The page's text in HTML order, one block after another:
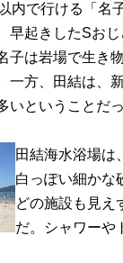
内で行ける「名
早起きしたSお
子は岩場で生き
一方、田結は、
いということだ
田結海水浴場は
白っぽい細かな
どの施設も見え
だ。シャワーや